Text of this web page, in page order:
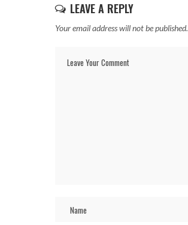
LEAVE A REPLY
Your email address will not be published.